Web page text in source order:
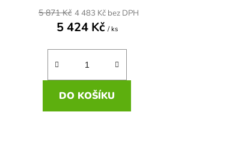
4 483 Kč bez DPH
5 424 Kč / ks
5 871 Kč
DO KOŠÍKU